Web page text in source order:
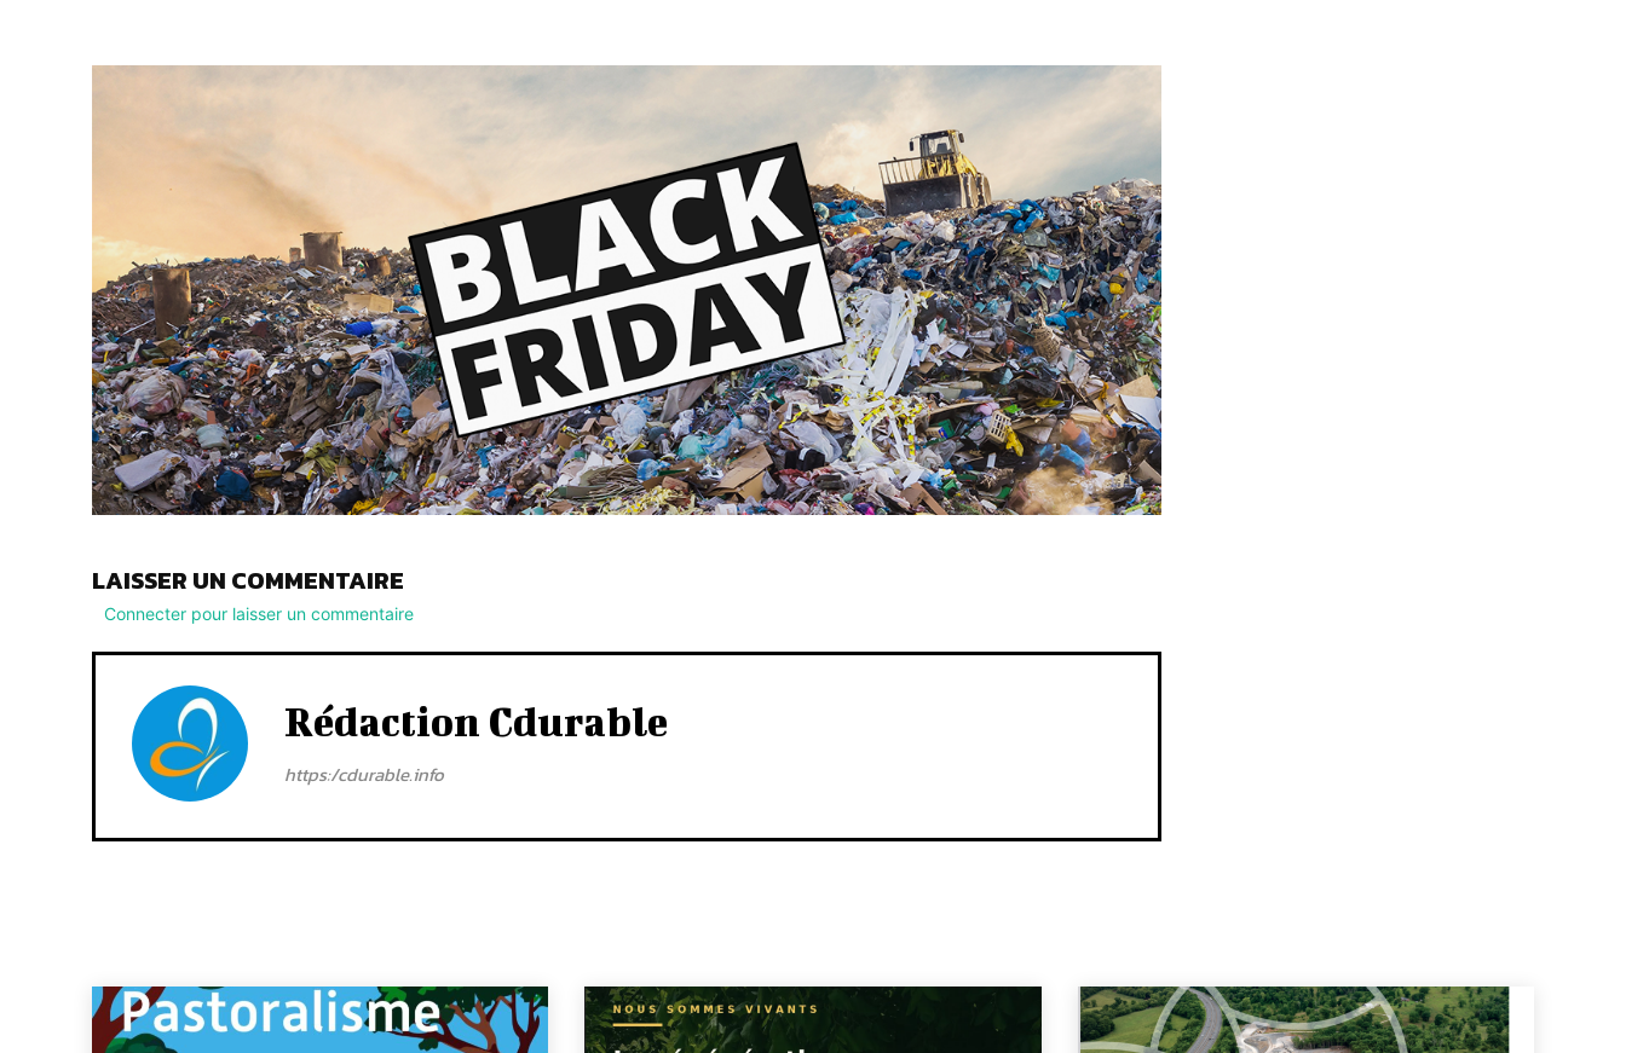
LAISSER UN COMMENTAIRE
Connecter pour laisser un commentaire
Rédaction Cdurable
https:/cdurable.info